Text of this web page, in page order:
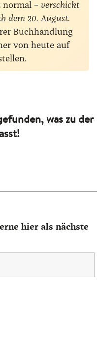
normal – verschickt
dem 20. August.
Buchhandlung
von heute auf
was zu der
hier als nächste